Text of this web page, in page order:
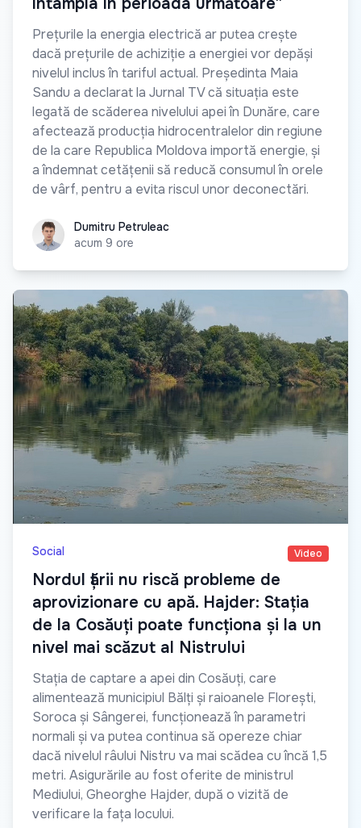
Prețurile la energia electrică ar putea crește
dacă prețurile de achiziție a energiei vor depăși
nivelul inclus în tariful actual. Președinta Maia
Sandu a declarat la Jurnal TV că situația este
legată de scăderea nivelului apei în Dunăre, care
afectează producția hidrocentralelor din regiune
de la care Republica Moldova importă energie, și
a îndemnat cetățenii să reducă consumul în orele
de vârf, pentru a evita riscul unor deconectări.
Dumitru Petruleac
Dumitru Petruleac
acum 9 ore
Social Video
Nordul țării nu riscă probleme de
aprovizionare cu apă. Hajder: Stația
de la Cosăuți poate funcționa și la un
nivel mai scăzut al Nistrului
Stația de captare a apei din Cosăuți, care
alimentează municipiul Bălți și raioanele Florești,
Soroca și Sângerei, funcționează în parametri
normali și va putea continua să opereze chiar
dacă nivelul râului Nistru va mai scădea cu încă 1,5
metri. Asigurările au fost oferite de ministrul
Mediului, Gheorghe Hajder, după o vizită de
verificare la fața locului.